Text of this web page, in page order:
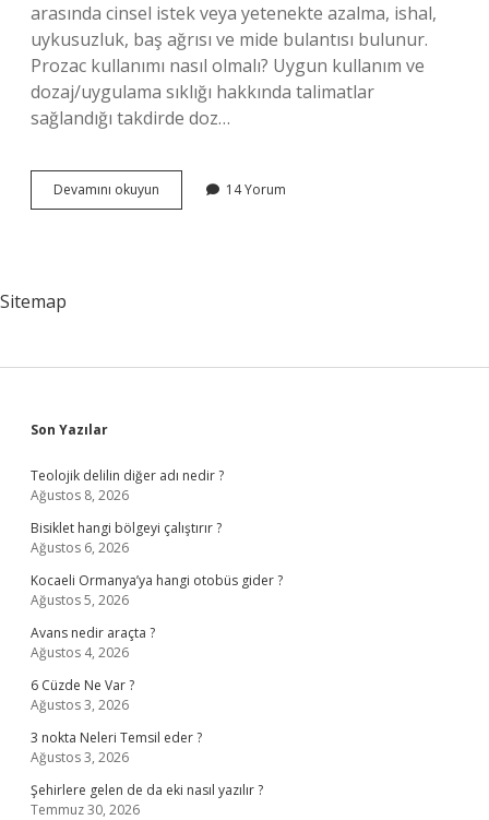
arasında cinsel istek veya yetenekte azalma, ishal,
uykusuzluk, baş ağrısı ve mide bulantısı bulunur.
Prozac kullanımı nasıl olmalı? Uygun kullanım ve
dozaj/uygulama sıklığı hakkında talimatlar
sağlandığı takdirde doz…
Devamını okuyun
Saat
14 Yorum
Sitemap
Sidebar
Son Yazılar
Teolojik delilin diğer adı nedir ?
Ağustos 8, 2026
Bisiklet hangi bölgeyi çalıştırır ?
Ağustos 6, 2026
Kocaeli Ormanya’ya hangi otobüs gider ?
Ağustos 5, 2026
Avans nedir araçta ?
Ağustos 4, 2026
6 Cüzde Ne Var ?
Ağustos 3, 2026
3 nokta Neleri Temsil eder ?
Ağustos 3, 2026
Şehirlere gelen de da eki nasıl yazılır ?
Temmuz 30, 2026